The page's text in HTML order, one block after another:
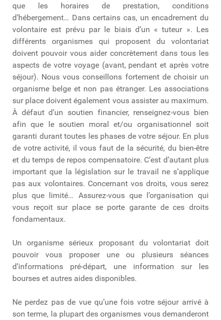
que les horaires de prestation, conditions
d’hébergement… Dans certains cas, un encadrement du
volontaire est prévu par le biais d’un « tuteur ». Les
différents organismes qui proposent du volontariat
doivent pouvoir vous aider concrètement dans tous les
aspects de votre voyage (avant, pendant et après votre
séjour). Nous vous conseillons fortement de choisir un
organisme belge et non pas étranger. Les associations
sur place doivent également vous assister au maximum.
À défaut d’un soutien financier, renseignez-vous bien
afin que le soutien moral et/ou organisationnel soit
garanti durant toutes les phases de votre séjour. En plus
de votre activité, il vous faut de la sécurité, du bien-être
et du temps de repos compensatoire. C’est d’autant plus
important que la législation sur le travail ne s’applique
pas aux volontaires. Concernant vos droits, vous serez
plus que limité… Assurez-vous que l’organisation qui
vous reçoit sur place se porte garante de ces droits
fondamentaux.
Un organisme sérieux proposant du volontariat doit
pouvoir vous proposer une ou plusieurs séances
d’informations pré-départ, une information sur les
bourses et autres aides disponibles.
Ne perdez pas de vue qu’une fois votre séjour arrivé à
son terme, la plupart des organismes vous demanderont